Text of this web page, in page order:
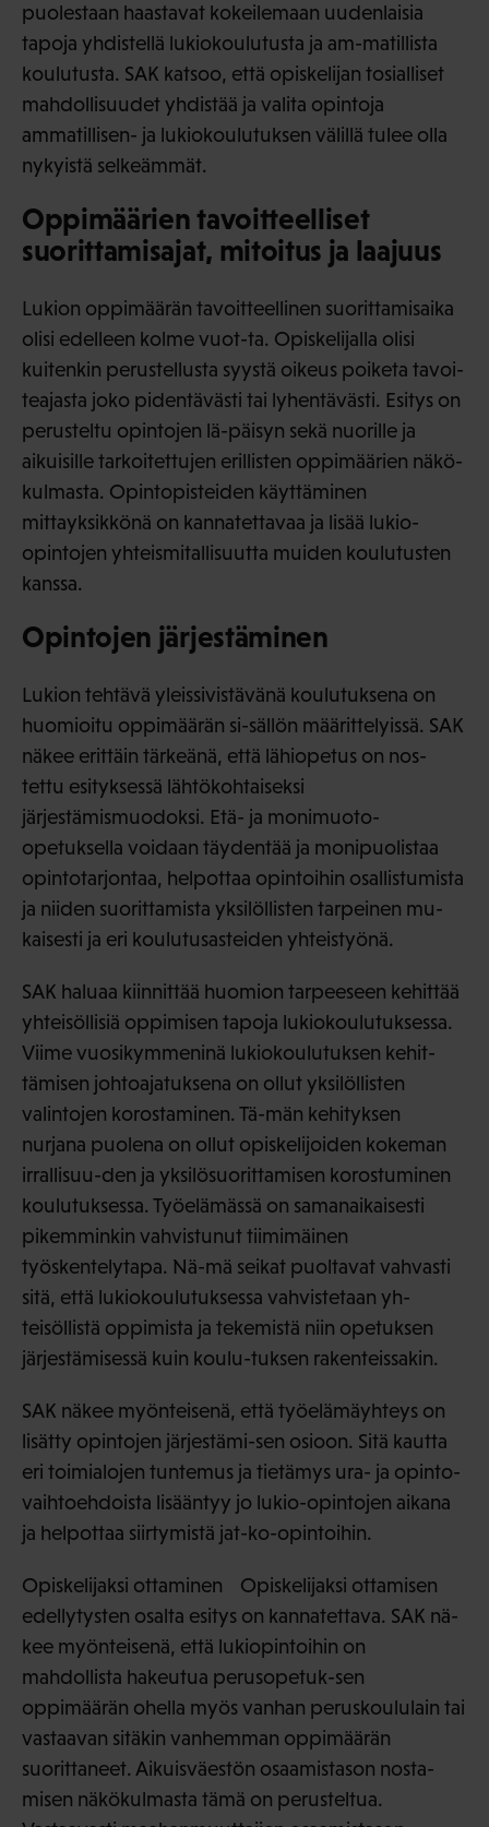
puolestaan haastavat kokeilemaan uudenlaisia
tapoja yhdistellä lukiokoulutusta ja am-matillista
koulutusta. SAK katsoo, että opiskelijan tosialliset
mahdollisuudet yhdistää ja valita opintoja
ammatillisen- ja lukiokoulutuksen välillä tulee olla
nykyistä selkeämmät.
Oppimäärien tavoitteelliset
suorittamisajat, mitoitus ja laajuus
Lukion oppimäärän tavoitteellinen suorittamisaika
olisi edelleen kolme vuot-ta. Opiskelijalla olisi
kuitenkin perustellusta syystä oikeus poiketa tavoi-
teajasta joko pidentävästi tai lyhentävästi. Esitys on
perusteltu opintojen lä-päisyn sekä nuorille ja
aikuisille tarkoitettujen erillisten oppimäärien näkö-
kulmasta. Opintopisteiden käyttäminen
mittayksikkönä on kannatettavaa ja lisää lukio-
opintojen yhteismitallisuutta muiden koulutusten
kanssa.
Opintojen järjestäminen
Lukion tehtävä yleissivistävänä koulutuksena on
huomioitu oppimäärän si-sällön määrittelyissä. SAK
näkee erittäin tärkeänä, että lähiopetus on nos-
tettu esityksessä lähtökohtaiseksi
järjestämismuodoksi. Etä- ja monimuoto-
opetuksella voidaan täydentää ja monipuolistaa
opintotarjontaa, helpottaa opintoihin osallistumista
ja niiden suorittamista yksilöllisten tarpeinen mu-
kaisesti ja eri koulutusasteiden yhteistyönä.
SAK haluaa kiinnittää huomion tarpeeseen kehittää
yhteisöllisiä oppimisen tapoja lukiokoulutuksessa.
Viime vuosikymmeninä lukiokoulutuksen kehit-
tämisen johtoajatuksena on ollut yksilöllisten
valintojen korostaminen. Tä-män kehityksen
nurjana puolena on ollut opiskelijoiden kokeman
irrallisuu-den ja yksilösuorittamisen korostuminen
koulutuksessa. Työelämässä on samanaikaisesti
pikemminkin vahvistunut tiimimäinen
työskentelytapa. Nä-mä seikat puoltavat vahvasti
sitä, että lukiokoulutuksessa vahvistetaan yh-
teisöllistä oppimista ja tekemistä niin opetuksen
järjestämisessä kuin koulu-tuksen rakenteissakin.
SAK näkee myönteisenä, että työelämäyhteys on
lisätty opintojen järjestämi-sen osioon. Sitä kautta
eri toimialojen tuntemus ja tietämys ura- ja opinto-
vaihtoehdoista lisääntyy jo lukio-opintojen aikana
ja helpottaa siirtymistä jat-ko-opintoihin.
Opiskelijaksi ottaminen Opiskelijaksi ottamisen
edellytysten osalta esitys on kannatettava. SAK nä-
kee myönteisenä, että lukiopintoihin on
mahdollista hakeutua perusopetuk-sen
oppimäärän ohella myös vanhan peruskoululain tai
vastaavan sitäkin vanhemman oppimäärän
suorittaneet. Aikuisväestön osaamistason nosta-
misen näkökulmasta tämä on perusteltua.